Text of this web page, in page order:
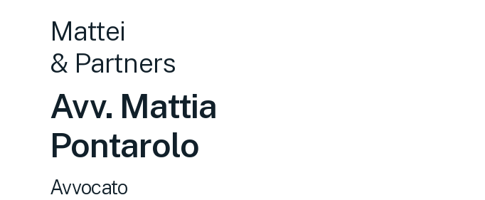
Mattei
& Partners
Avv. Mattia
Pontarolo
Avvocato